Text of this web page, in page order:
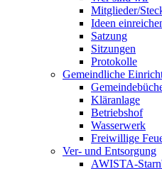
Mitglieder/
Ideen
Satzung
Sitzungen
Protokolle
Gemeindliche
Kläranlage
Betriebshof
Wasserwerk
Freiwillige
Ver- und Entsorgung
AWISTA-